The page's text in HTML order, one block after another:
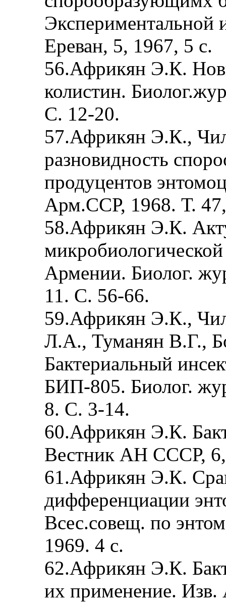
Экспериментальной
Ереван, 5, 1967, 5 с.
56.Африкян Э.К.
колистин.
С. 12-20.
57.Африкян Э.К.,
разновидность
продуцентов
Арм.ССР, 1968. Т.
58.Африкян Э.К.
Армении. Биолог.
11. С. 56-66.
59.Африкян Э.К.,
Л.А., Туманян В.Г.,
Бактериальный
БИП-805. Биолог.
8. С. 3-14.
60.Африкян Э.К.
Вестник АН СССР,
61.Африкян Э.К.
дифференциации
Всес.совещ. по
1969. 4 с.
62.Африкян Э.К.
их применение.